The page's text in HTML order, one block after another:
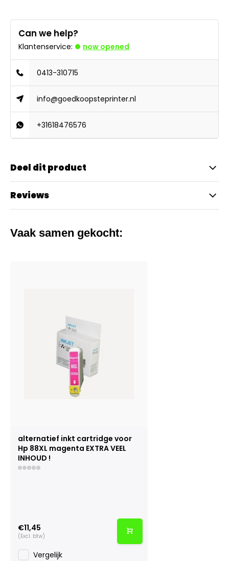
Can we help?
Klantenservice: now opened
0413-310715
info@goedkoopsteprinter.nl
+31618476576
Deel dit product
Reviews
Vaak samen gekocht:
alternatief inkt cartridge voor
Hp 88XL magenta EXTRA VEEL
INHOUD !
€11,45
(Excl. btw)
Vergelijk